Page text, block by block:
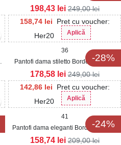
Ecologica Lacuita Emrey
158,74 lei
Pret cu voucher:
Her20
Aplică
198,43 lei 249,00lei
-28%
36
Pantofi dama stiletto Bordo din Piele
Ecologica Lacuita Inaya
142,86 lei
Pret cu voucher:
Her20
Aplică
178,58 lei 249,00lei
-24%
41
Pantofi dama eleganti Bordo din Piele
Ecologica Aribey
158,74 lei 209,00lei